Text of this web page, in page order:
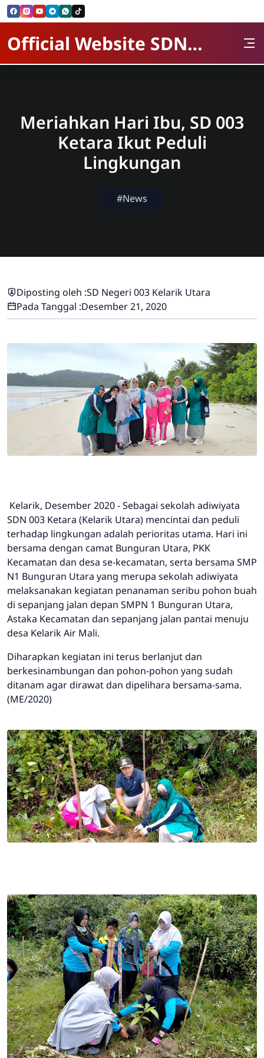
Skip to Content
Official Website SDN 003 kelarik Utara
Meriahkan Hari Ibu, SD 003
Ketara Ikut Peduli
Lingkungan
#News
Diposting oleh :SD Negeri 003 Kelarik Utara
Pada Tanggal :Desember 21, 2020
Kelarik, Desember 2020 - Sebagai sekolah adiwiyata
SDN 003 Ketara (Kelarik Utara) mencintai dan peduli
terhadap lingkungan adalah perioritas utama. Hari ini
bersama dengan camat Bunguran Utara, PKK
Kecamatan dan desa se-kecamatan, serta bersama SMP
N1 Bunguran Utara yang merupa sekolah adiwiyata
melaksanakan kegiatan penanaman seribu pohon buah
di sepanjang jalan depan SMPN 1 Bunguran Utara,
Astaka Kecamatan dan sepanjang jalan pantai menuju
desa Kelarik Air Mali.
Diharapkan kegiatan ini terus berlanjut dan
berkesinambungan dan pohon-pohon yang sudah
ditanam agar dirawat dan dipelihara bersama-sama.
(ME/2020)